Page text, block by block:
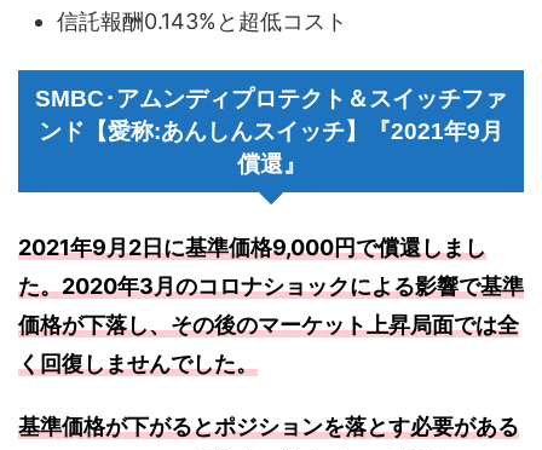
信託報酬0.143%と超低コスト
SMBC･アムンディプロテクト＆スイッチファ
ンド【愛称:あんしんスイッチ】『2021年9月
償還』
2021年9月2日に基準価格9,000円で償還しまし
た。2020年3月のコロナショックによる影響で基準
価格が下落し、その後のマーケット上昇局面では全
く回復しませんでした。
基準価格が下がるとポジションを落とす必要がある